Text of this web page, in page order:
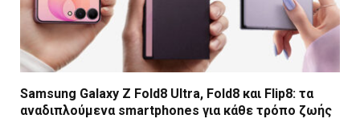
Samsung Galaxy Z Fold8 Ultra, Fold8 και Flip8: τα
αναδιπλούμενα smartphones για κάθε τρόπο ζωής